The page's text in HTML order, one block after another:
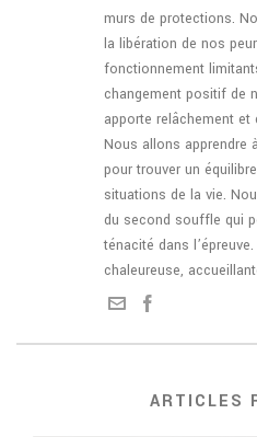
murs de protections.
la libération de nos
fonctionnement
changement positif de
apporte relâchement
Nous allons apprendre
pour trouver un
situations de la vie.
du second souffle qui
ténacité dans
chaleureuse,
ARTICLES